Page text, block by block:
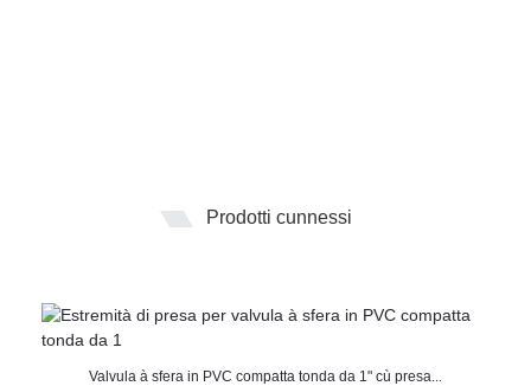
Prodotti cunnessi
Valvula à sfera in PVC compatta tonda da 1" cù presa...